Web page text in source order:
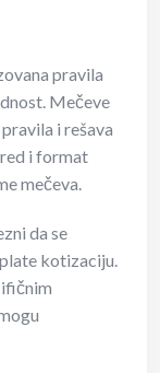
pravila
Mečeve
i rešava
i format
mečeva.
da se
kotizaciju.